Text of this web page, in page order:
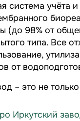
система учёта
(до 98% от
типа. Все
от
– это не
Иркутский